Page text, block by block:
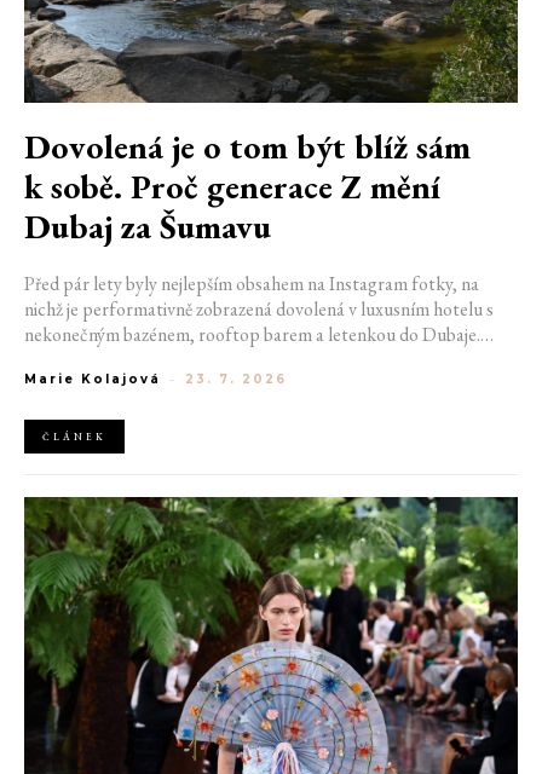
Dovolená je o tom být blíž sám
k sobě. Proč generace Z mění
Dubaj za Šumavu
Před pár lety byly nejlepším obsahem na Instagram fotky, na
nichž je performativně zobrazená dovolená v luxusním hotelu s
nekonečným bazénem, rooftop barem a letenkou do Dubaje.
horách. Ranní koupání v lomu. Výlet vlakem na Šumavu.
Marie Kolajová - 23. 7. 2026
ČLÁNEK